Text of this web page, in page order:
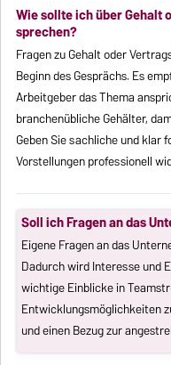
Wie sollte ich über Gehalt
sprechen?
Fragen zu Gehalt oder
Beginn des Gesprächs. Es
Arbeitgeber das Thema
branchenübliche Gehälter,
Geben Sie sachliche und
Vorstellungen professionell
Soll ich Fragen an das
Eigene Fragen an das
Dadurch wird Interesse und
wichtige Einblicke in
Entwicklungsmöglichkeiten
und einen Bezug zur